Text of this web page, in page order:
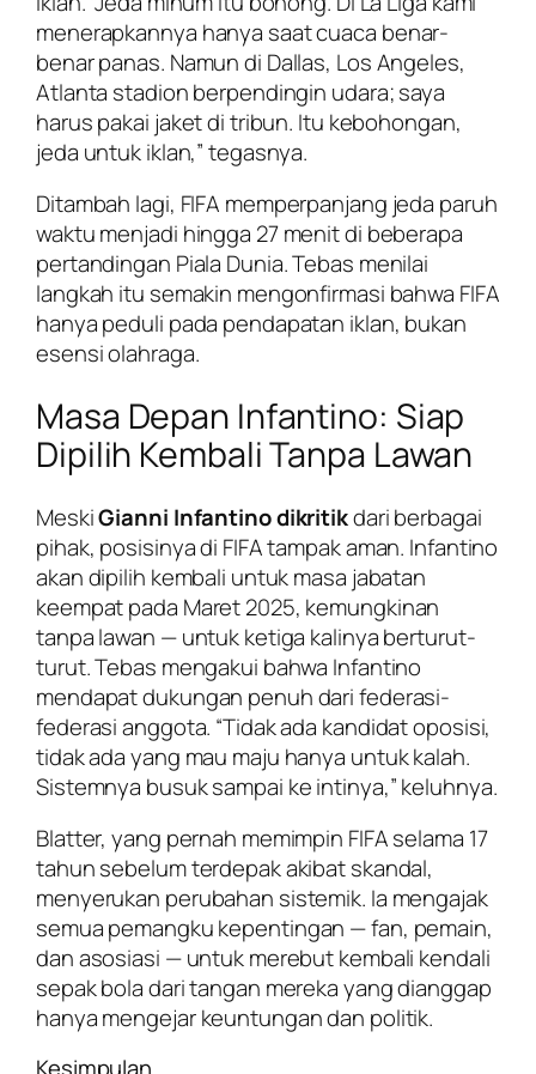
menerapkannya hanya saat cuaca benar-
benar panas. Namun di Dallas, Los Angeles,
Atlanta stadion berpendingin udara; saya
harus pakai jaket di tribun. Itu kebohongan,
jeda untuk iklan,” tegasnya.
Ditambah lagi, FIFA memperpanjang jeda paruh
waktu menjadi hingga 27 menit di beberapa
pertandingan Piala Dunia. Tebas menilai
langkah itu semakin mengonfirmasi bahwa FIFA
hanya peduli pada pendapatan iklan, bukan
esensi olahraga.
Masa Depan Infantino: Siap
Dipilih Kembali Tanpa Lawan
MeskiGianni Infantino dikritikdari berbagai
pihak, posisinya di FIFA tampak aman. Infantino
akan dipilih kembali untuk masa jabatan
keempat pada Maret 2025, kemungkinan
tanpa lawan — untuk ketiga kalinya berturut-
turut. Tebas mengakui bahwa Infantino
mendapat dukungan penuh dari federasi-
federasi anggota. “Tidak ada kandidat oposisi,
tidak ada yang mau maju hanya untuk kalah.
Sistemnya busuk sampai ke intinya,” keluhnya.
Blatter, yang pernah memimpin FIFA selama 17
tahun sebelum terdepak akibat skandal,
menyerukan perubahan sistemik. Ia mengajak
semua pemangku kepentingan — fan, pemain,
dan asosiasi — untuk merebut kembali kendali
sepak bola dari tangan mereka yang dianggap
hanya mengejar keuntungan dan politik.
Kesimpulan